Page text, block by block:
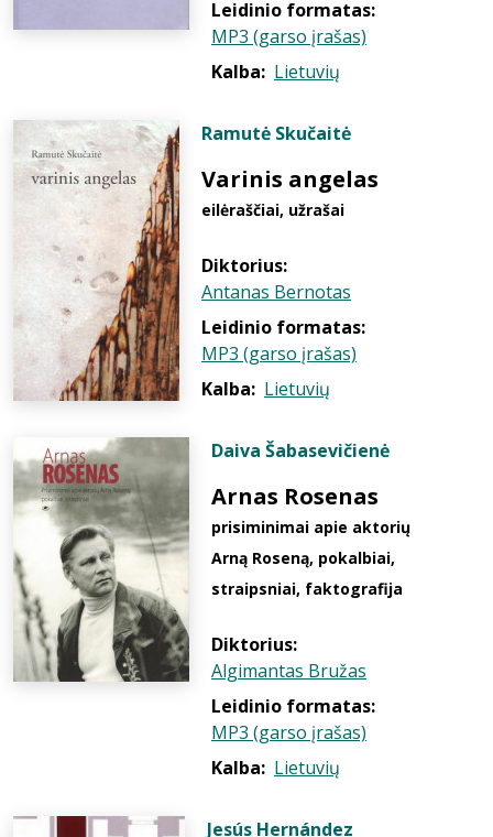
Leidinio formatas:
MP3 (garso įrašas)
Kalba: Lietuvių
Ramutė Skučaitė
Varinis angelas
eilėraščiai, užrašai
Diktorius:
Antanas Bernotas
Leidinio formatas:
MP3 (garso įrašas)
Kalba: Lietuvių
Daiva Šabasevičienė
Arnas Rosenas
prisiminimai apie aktorių
Arną Roseną, pokalbiai,
straipsniai, faktografija
Diktorius:
Algimantas Bružas
Leidinio formatas:
MP3 (garso įrašas)
Kalba: Lietuvių
Jesús Hernández